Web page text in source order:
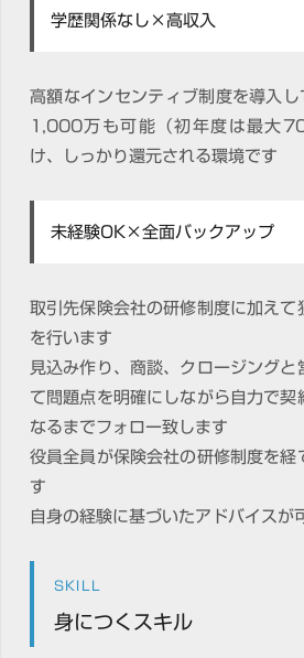
学歴関係なし×高収入
高額なインセンティブ制度を導入
1,000万も可能（初年度は最大
け、しっかり還元される環境です
未経験OK×全面バックアップ
取引先保険会社の研修制度に加えて
を行います
見込み作り、商談、クロージングと
て問題点を明確にしながら自力で契
なるまでフォロー致します
役員全員が保険会社の研修制度を経
す
自身の経験に基づいたアドバイスが
SKILL
身につくスキル